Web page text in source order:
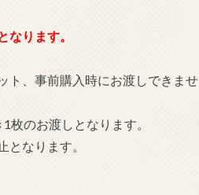
ります。
ト、事前購入時にお渡しできませ
のお渡しとなります。
なります。